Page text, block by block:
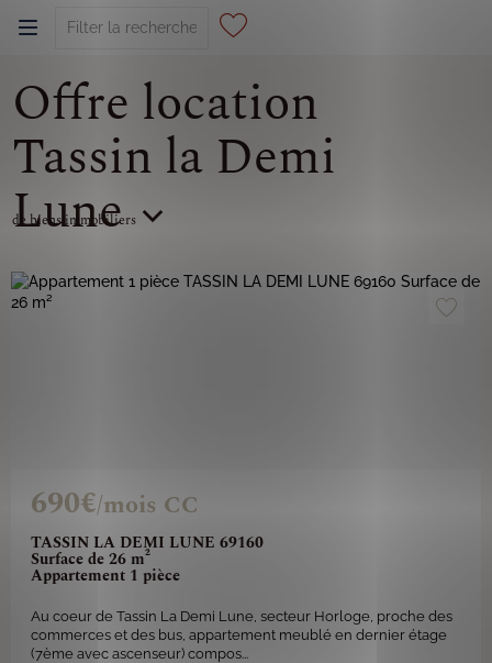
Offre location
Tassin la Demi
Lune
de biens immobiliers
TASSIN LA DEMI LUNE 69160
Surface de 26 m²
Appartement 1 pièce
690€/mois CC
Au coeur de Tassin La Demi Lune, secteur Horloge, proche des
commerces et des bus, appartement meublé en dernier étage
(7ème avec ascenseur) compos...